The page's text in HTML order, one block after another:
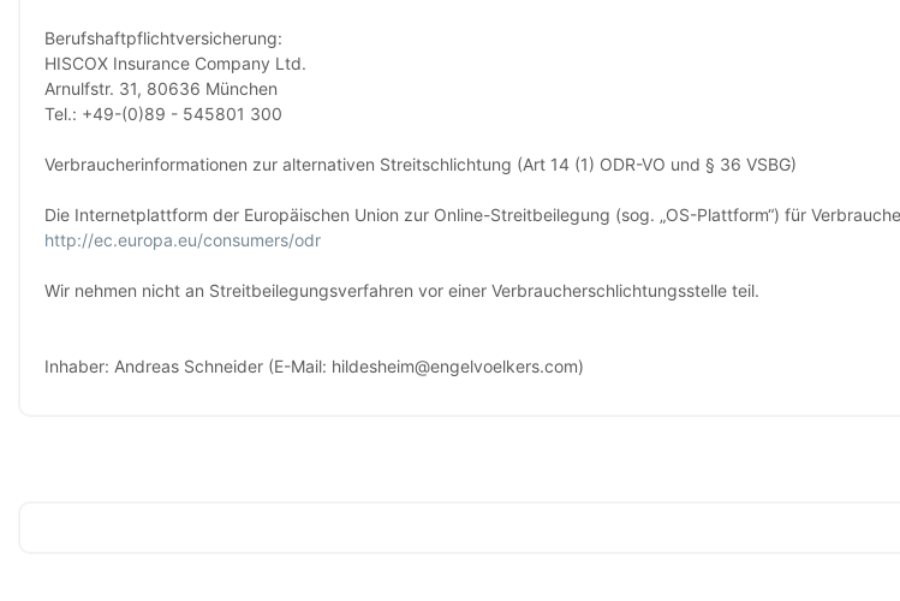
Berufshaftpflichtversicherung:
HISCOX Insurance Company Ltd.
Arnulfstr. 31, 80636 München
Tel.: +49-(0)89 - 545801 300
Verbraucherinformationen zur alternativen Streitschlichtung (Art 14 (1) ODR-VO und § 36 VSBG)
Die Internetplattform der Europäischen Union zur Online-Streitbeilegung (sog. „OS-Plattform“) für
http://ec.europa.eu/consumers/odr
Wir nehmen nicht an Streitbeilegungsverfahren vor einer Verbraucherschlichtungsstelle teil.
Inhaber: Andreas Schneider (E-Mail: hildesheim@engelvoelkers.com)